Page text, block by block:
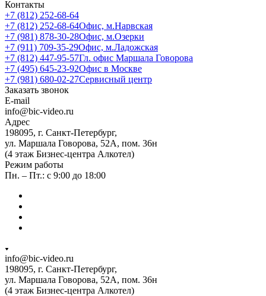
Контакты
+7 (812) 252-68-64
+7 (812) 252-68-64Офис, м.Нарвская
+7 (981) 878-30-28Офис, м.Озерки
+7 (911) 709-35-29Офис, м.Ладожская
+7 (812) 447-95-57Гл. офис Маршала Говорова
+7 (495) 645-23-92Офис в Москве
+7 (981) 680-02-27Сервисный центр
Заказать звонок
E-mail
info@bic-video.ru
Адрес
198095, г. Санкт-Петербург,
ул. Маршала Говорова, 52А, пом. 36н
(4 этаж Бизнес-центра Алкотел)
Режим работы
Пн. – Пт.: с 9:00 до 18:00
info@bic-video.ru
198095, г. Санкт-Петербург,
ул. Маршала Говорова, 52А, пом. 36н
(4 этаж Бизнес-центра Алкотел)